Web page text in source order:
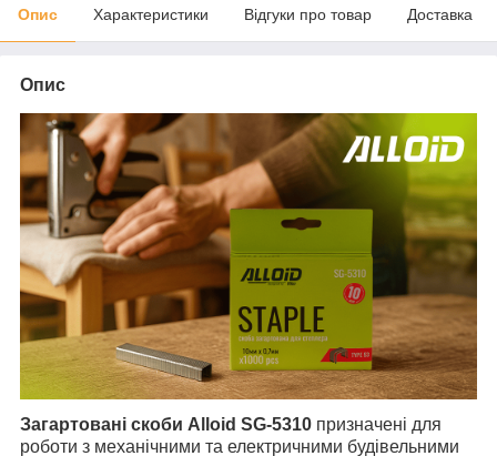
Опис Характеристики Відгуки про товар Доставка
Опис
Загартовані скоби Alloid SG-5310 призначені для
роботи з механічними та електричними будівельними